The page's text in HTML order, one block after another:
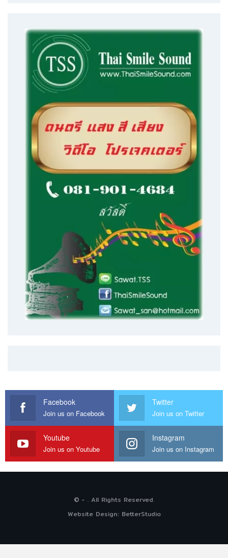
Facebook
Join us on Facebook
Twitter
Join us on Twitter
Youtube
Join us on Youtube
Instagram
Join us on Instagram
© - . All Rights Reserved.
Website Design: BetterStudio